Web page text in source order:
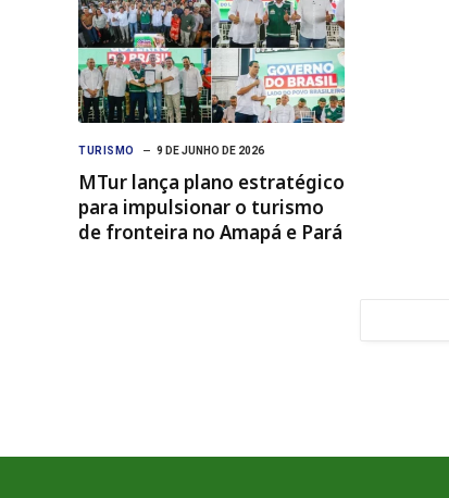
TURISMO 9 DE JUNHO DE 2026
MTur lança plano estratégico
para impulsionar o turismo
de fronteira no Amapá e Pará